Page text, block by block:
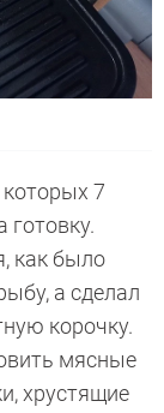
7
готовку.
как было
а сделал
корочку.
мясные
хрустящие